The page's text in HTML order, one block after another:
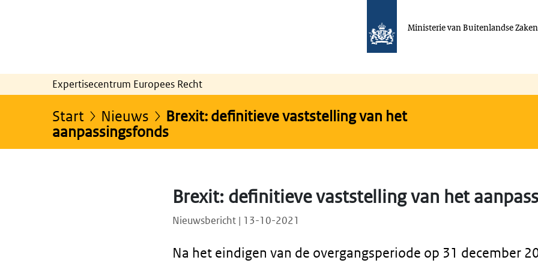
Ministerie van Buitenlandse Zaken
Expertisecentrum Europees Recht
Start Nieuws
Brexit: definitieve vaststelling van het
aanpassingsfonds
Brexit: definitieve vaststelling van het
Nieuwsbericht | 13-10-2021
Na het eindigen van de overgangsperiode op 31 december